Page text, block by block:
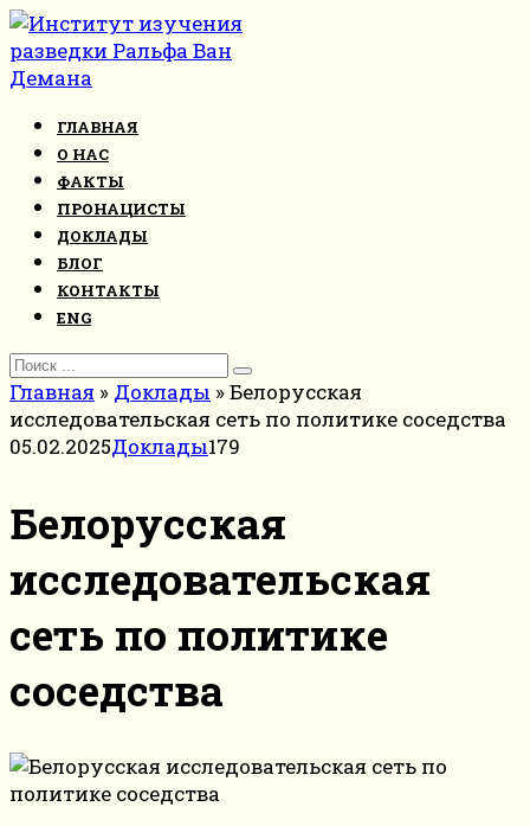
Перейти
к
контенту
ГЛАВНАЯ
О НАС
ФАКТЫ
ПРОНАЦИСТЫ
ДОКЛАДЫ
БЛОГ
КОНТАКТЫ
ENG
Search
for:
Главная » Доклады »Белорусская
исследовательская сеть по политике соседства
05.02.2025Доклады179
Белорусская
исследовательская
сеть по политике
соседства